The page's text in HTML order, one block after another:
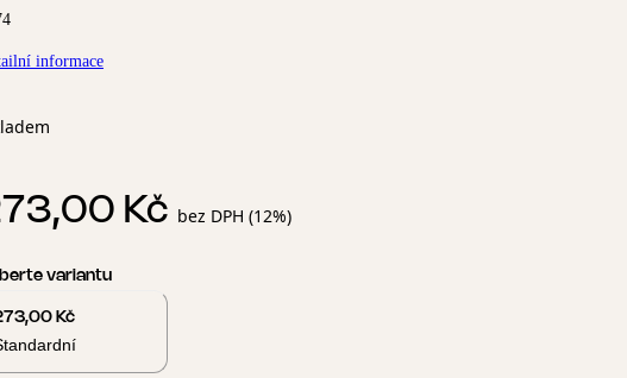
informace
Kč bez DPH (12%)
variantu
Kč